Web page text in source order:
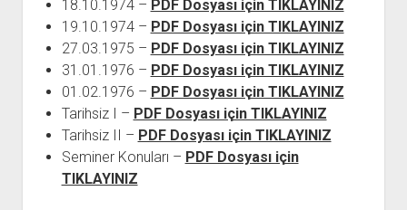
18.10.1974 – PDF Dosyası için TIKLAYINIZ
19.10.1974 – PDF Dosyası için TIKLAYINIZ
27.03.1975 – PDF Dosyası için TIKLAYINIZ
31.01.1976 – PDF Dosyası için TIKLAYINIZ
01.02.1976 – PDF Dosyası için TIKLAYINIZ
Tarihsiz I – PDF Dosyası için TIKLAYINIZ
Tarihsiz II – PDF Dosyası için TIKLAYINIZ
Seminer Konuları – PDF Dosyası için
TIKLAYINIZ